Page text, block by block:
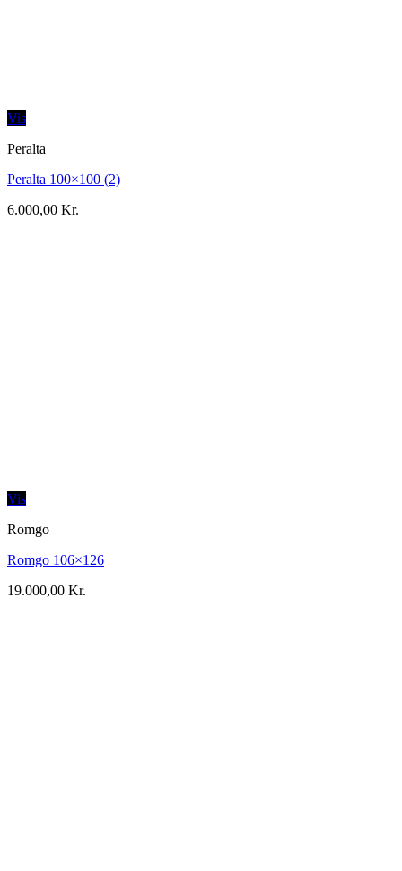
Vis
Peralta
Peralta 100×100 (2)
6.000,00 Kr.
Vis
Romgo
Romgo 106×126
19.000,00 Kr.